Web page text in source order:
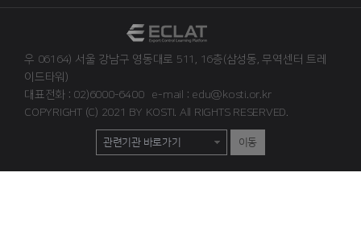
우 06164) 서울 강남구 영동대로 511, 16층(삼성동, 무역센터 트레
이드타워)
대표전화 : 02)6000-6400
e-mail : edu@kosti.or.kr
COPYRIGHT (C) 2021 BY KOSTI. All RIGHTS RESERVED.
이동